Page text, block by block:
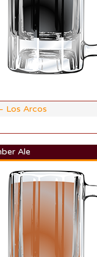
Los Arcos
Ale